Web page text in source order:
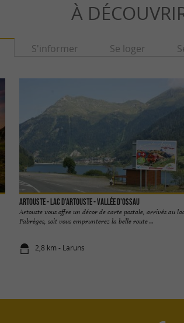
À
S'informer Se loger
Artouste - Lac d'Artouste - Vallée d'Ossau
Artouste vous offre un décor de carte postale, arrivés au
Fabrèges, soit vous emprunterez la belle route ...
2,8 km - Laruns